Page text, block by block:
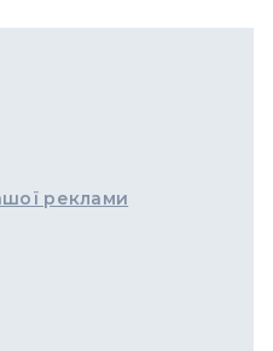
реклами